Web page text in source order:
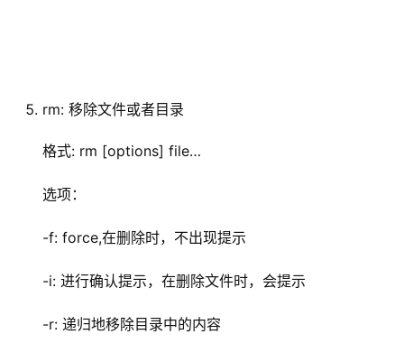
rm: 移除文件或者目录
格式: rm [options] file…
选项：
-f: force,在删除时，不出现提示
-i: 进行确认提示，在删除文件时，会提示
-r: 递归地移除目录中的内容